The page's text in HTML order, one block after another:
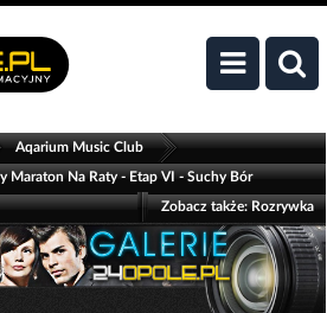
Aqarium Music Club
Maraton Na Raty - Etap VI - Suchy Bór
Zobacz także:Rozrywka